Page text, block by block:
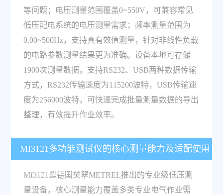
等问题；电压测量范围覆盖0~550V，可兼容常见
低压配电系统的电压测量需求；频率测量范围为
0.00~500Hz，支持真有效值测量，针对非线性负载
的电路参数测量结果更为准确。设备本地可存储
1900次测量数据，支持RS232、USB两种数据传输
方式，RS232传输速度为115200波特，USB传输速
度为256000波特，可快速完成批量测量数据的导出
整理，有效提升作业效率。
MI3121多功能测试仪的核心测量能力及适配使用
场景分别是什么？
MI3121是德国美翠METREL推出的专业级低压测
量设备，核心测量能力覆盖多类专业电气作业需